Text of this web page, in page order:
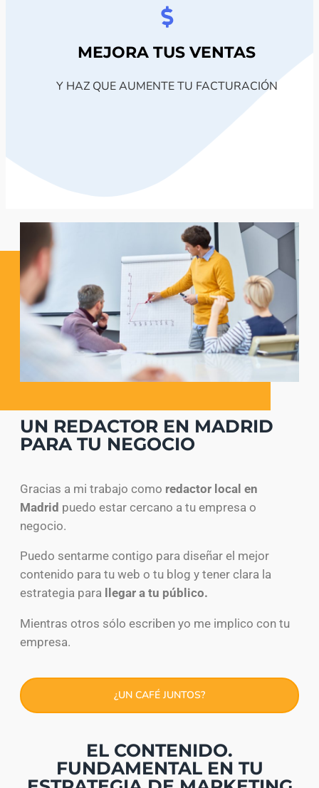
MEJORA TUS VENTAS
Y HAZ QUE AUMENTE TU FACTURACIÓN
UN REDACTOR EN MADRID
PARA TU NEGOCIO
Gracias a mi trabajo como redactor local en
Madrid puedo estar cercano a tu empresa o
negocio.
Puedo sentarme contigo para diseñar el mejor
contenido para tu web o tu blog y tener clara la
estrategia para llegar a tu público.
Mientras otros sólo escriben yo me implico con tu
empresa.
¿UN CAFÉ JUNTOS?
EL CONTENIDO.
FUNDAMENTAL EN TU